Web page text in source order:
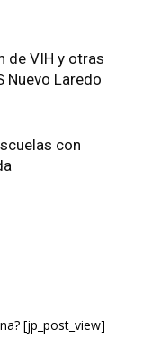
de VIH y otras
Nuevo Laredo
con
[jp_post_view]